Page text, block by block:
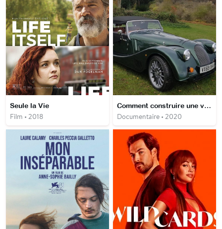
Seule la Vie
Film • 2018
Comment construire une voiture d'exception
Documentaire • 2020